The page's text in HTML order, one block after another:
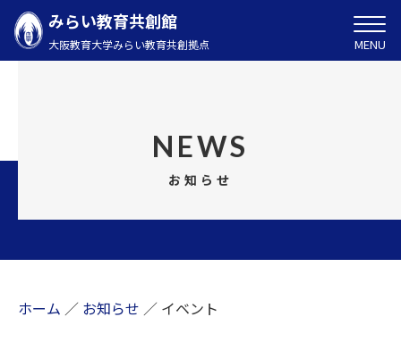
みらい教育共創館
大阪教育大学みらい教育共創拠点 MENU
NEWS
お知らせ
ホーム ／ お知らせ ／ イベント